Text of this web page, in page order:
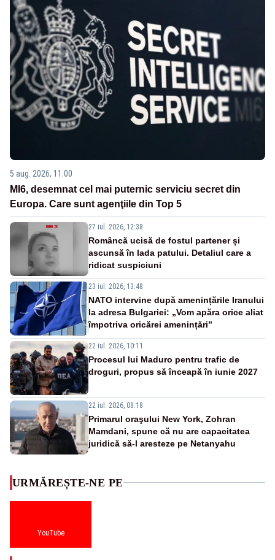
5 aug. 2026, 11:00
MI6, desemnat cel mai puternic serviciu secret din
Europa. Care sunt agenţiile din Top 5
27 iul. 2026, 12:38
Româncă ucisă de fostul partener și
ascunsă în lada patului. Detaliul care a
ridicat suspiciuni
23 iul. 2026, 13:48
NATO intervine după amenințările Iranului
la adresa Bulgariei: „Vom apăra orice aliat
împotriva oricărei amenințări”
22 iul. 2026, 10:11
Procesul lui Maduro pentru trafic de
droguri, propus să înceapă în iunie 2027
22 iul. 2026, 08:18
Primarul oraşului New York, Zohran
Mamdani, spune că nu are capacitatea
juridică să-l aresteze pe Netanyahu
URMĂREȘTE-NE PE
YouTube